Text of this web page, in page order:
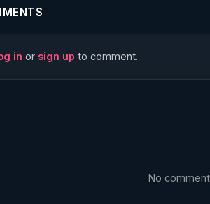
RÉGÉNÈRE
ymag
in or sign up to comment.
No